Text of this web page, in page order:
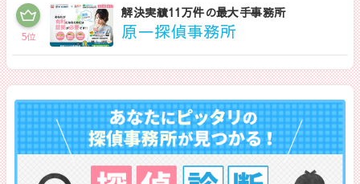
5位
解決実績11万件の最大手事務所
原一探偵事務所